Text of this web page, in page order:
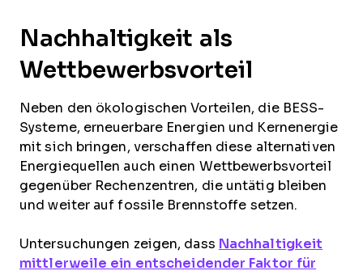
Nachhaltigkeit als
Wettbewerbsvorteil
Neben den ökologischen Vorteilen, die BESS-
Systeme, erneuerbare Energien und Kernenergie
mit sich bringen, verschaffen diese alternativen
Energiequellen auch einen Wettbewerbsvorteil
gegenüber Rechenzentren, die untätig bleiben
und weiter auf fossile Brennstoffe setzen.
Untersuchungen zeigen, dass Nachhaltigkeit
mittlerweile ein entscheidender Faktor für